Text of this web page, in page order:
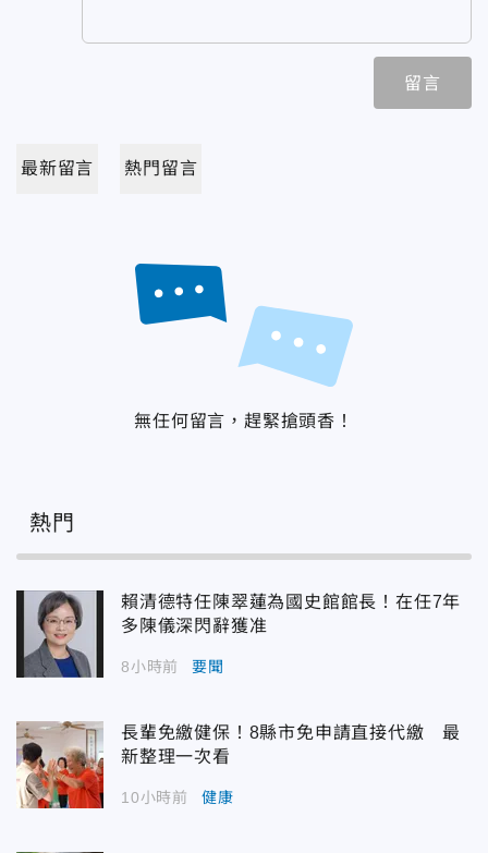
留言
最新留言 熱門留言
無任何留言，趕緊搶頭香！
熱門
賴清德特任陳翠蓮為國史館館長！在任7年
多陳儀深閃辭獲准
8小時前 要聞
長輩免繳健保！8縣市免申請直接代繳 最
新整理一次看
10小時前 健康